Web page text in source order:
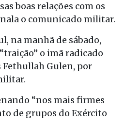
boas relações com os
o comunicado militar.
na manhã de sábado,
o imã radicado
Fethullah Gulen, por
“nos mais firmes
de grupos do Exército